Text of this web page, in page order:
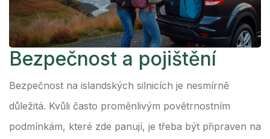
Bezpečnost a pojištění
Bezpečnost na islandských silnicích je nesmírně
důležitá. Kvůli často proměnlivým povětrnostním
podmínkám, které zde panují, je třeba být připraven na